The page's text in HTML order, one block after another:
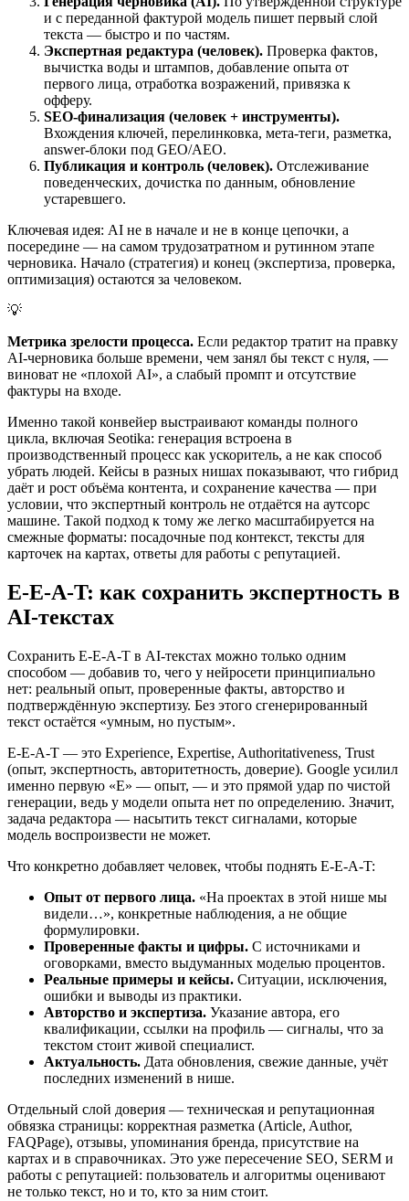
и с переданной фактурой модель пишет первый слой
текста — быстро и по частям.
Экспертная редактура (человек). Проверка фактов,
вычистка воды и штампов, добавление опыта от
первого лица, отработка возражений, привязка к
офферу.
SEO-финализация (человек + инструменты).
Вхождения ключей, перелинковка, мета-теги, разметка,
answer-блоки под GEO/AEO.
Публикация и контроль (человек). Отслеживание
поведенческих, дочистка по данным, обновление
устаревшего.
Ключевая идея: AI не в начале и не в конце цепочки, а
посередине — на самом трудозатратном и рутинном этапе
черновика. Начало (стратегия) и конец (экспертиза, проверка,
оптимизация) остаются за человеком.
💡
Метрика зрелости процесса. Если редактор тратит на правку
AI-черновика больше времени, чем занял бы текст с нуля, —
виноват не «плохой AI», а слабый промпт и отсутствие
фактуры на входе.
Именно такой конвейер выстраивают команды полного
цикла, включая Seotika: генерация встроена в
производственный процесс как ускоритель, а не как способ
убрать людей. Кейсы в разных нишах показывают, что гибрид
даёт и рост объёма контента, и сохранение качества — при
условии, что экспертный контроль не отдаётся на аутсорс
машине. Такой подход к тому же легко масштабируется на
смежные форматы: посадочные под контекст, тексты для
карточек на картах, ответы для работы с репутацией.
E-E-A-T: как сохранить экспертность в
AI-текстах
Сохранить E-E-A-T в AI-текстах можно только одним
способом — добавив то, чего у нейросети принципиально
нет: реальный опыт, проверенные факты, авторство и
подтверждённую экспертизу. Без этого сгенерированный
текст остаётся «умным, но пустым».
E-E-A-T — это Experience, Expertise, Authoritativeness, Trust
(опыт, экспертность, авторитетность, доверие). Google усилил
именно первую «E» — опыт, — и это прямой удар по чистой
генерации, ведь у модели опыта нет по определению. Значит,
задача редактора — насытить текст сигналами, которые
модель воспроизвести не может.
Что конкретно добавляет человек, чтобы поднять E-E-A-T:
Опыт от первого лица. «На проектах в этой нише мы
видели…», конкретные наблюдения, а не общие
формулировки.
Проверенные факты и цифры. С источниками и
оговорками, вместо выдуманных моделью процентов.
Реальные примеры и кейсы. Ситуации, исключения,
ошибки и выводы из практики.
Авторство и экспертиза. Указание автора, его
квалификации, ссылки на профиль — сигналы, что за
текстом стоит живой специалист.
Актуальность. Дата обновления, свежие данные, учёт
последних изменений в нише.
Отдельный слой доверия — техническая и репутационная
обвязка страницы: корректная разметка (Article, Author,
FAQPage), отзывы, упоминания бренда, присутствие на
картах и в справочниках. Это уже пересечение SEO, SERM и
работы с репутацией: пользователь и алгоритмы оценивают
не только текст, но и то, кто за ним стоит.